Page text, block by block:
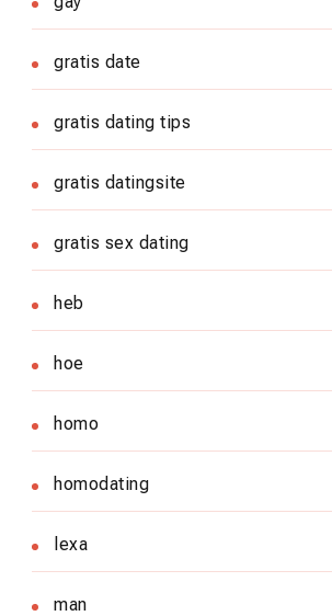
gratis date
gratis dating tips
gratis datingsite
gratis sex dating
heb
hoe
homo
homodating
lexa
man